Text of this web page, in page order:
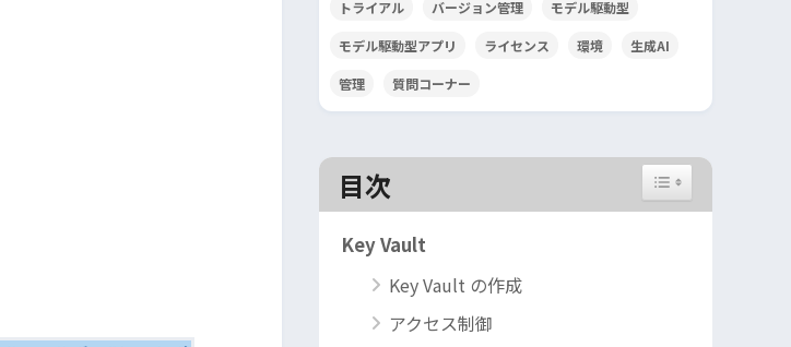
トライアル バージョン管理 モデル駆動型
モデル駆動型アプリ ライセンス 環境 生成AI
管理 質問コーナー
目次
Key Vault
Key Vault の作成
アクセス制御